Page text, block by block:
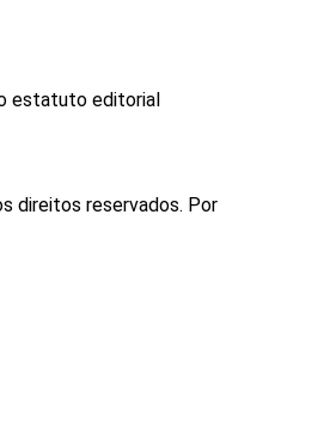
estatuto editorial
direitos reservados. Por